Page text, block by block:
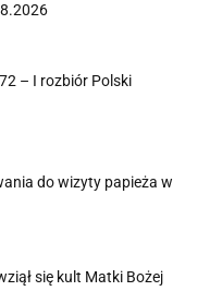
– I rozbiór Polski
do wizyty papieża w
się kult Matki Bożej